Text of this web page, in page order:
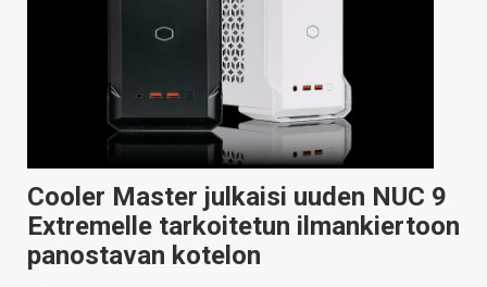
Cooler Master julkaisi uuden NUC 9
Extremelle tarkoitetun ilmankiertoon
panostavan kotelon